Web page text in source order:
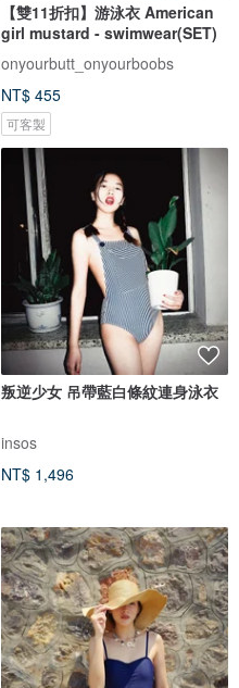
【雙11折扣】游泳衣 American
girl mustard - swimwear(SET)
onyourbutt_onyourboobs
NT$ 455
可客製
叛逆少女 吊帶藍白條紋連身泳衣
insos
NT$ 1,496